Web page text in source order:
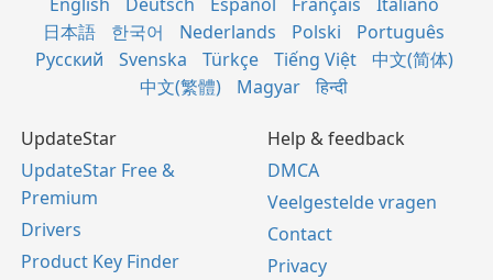
English Deutsch Español Français
Italiano
日本語
한국어 Nederlands Polski
Português
Русский
Svenska Türkçe Tiếng Việt
中文(简体)
中文(繁體)
Magyar हिन्दी
UpdateStar
UpdateStar Free &
Premium
Drivers
Product Key Finder
Help & feedback
DMCA
Veelgestelde vragen
Contact
Privacy